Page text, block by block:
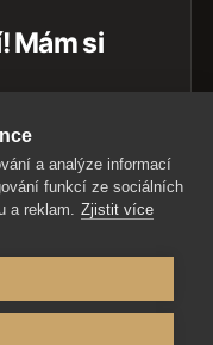
Mám si
pracovat se
fotoaparátu.
a analýze informací
funkcí ze sociálních
a reklam. Zjistit více